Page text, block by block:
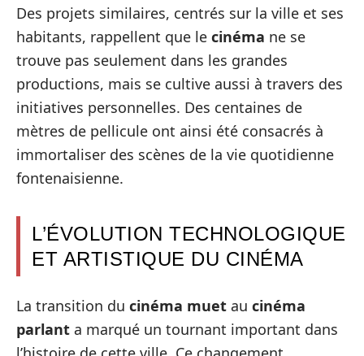
Des projets similaires, centrés sur la ville et ses
habitants, rappellent que le cinéma ne se
trouve pas seulement dans les grandes
productions, mais se cultive aussi à travers des
initiatives personnelles. Des centaines de
mètres de pellicule ont ainsi été consacrés à
immortaliser des scènes de la vie quotidienne
fontenaisienne.
L’ÉVOLUTION TECHNOLOGIQUE
ET ARTISTIQUE DU CINÉMA
La transition du cinéma muet au cinéma
parlant a marqué un tournant important dans